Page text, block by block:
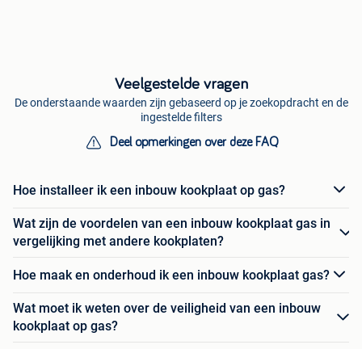
Veelgestelde vragen
De onderstaande waarden zijn gebaseerd op je zoekopdracht en de
ingestelde filters
Deel opmerkingen over deze FAQ
Hoe installeer ik een inbouw kookplaat op gas?
Wat zijn de voordelen van een inbouw kookplaat gas in
vergelijking met andere kookplaten?
Hoe maak en onderhoud ik een inbouw kookplaat gas?
Wat moet ik weten over de veiligheid van een inbouw
kookplaat op gas?